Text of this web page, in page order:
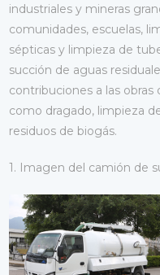
industriales y mineras
comunidades, escuelas,
sépticas y limpieza de
succión de aguas
contribuciones a las
como dragado, limpieza
residuos de biogás.
1. Imagen del camión de